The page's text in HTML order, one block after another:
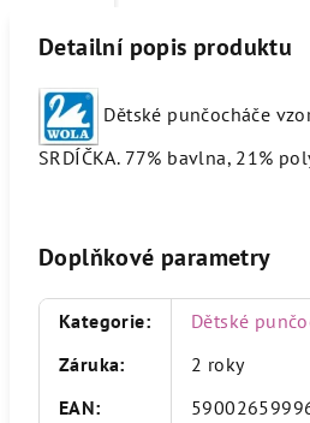
Detailní popis produktu
Dětské punčocháče
SRDÍČKA. 77% bavlna, 21%
Doplňkové parametry
Kategorie:
Dětské
Záruka:
2 roky
EAN: